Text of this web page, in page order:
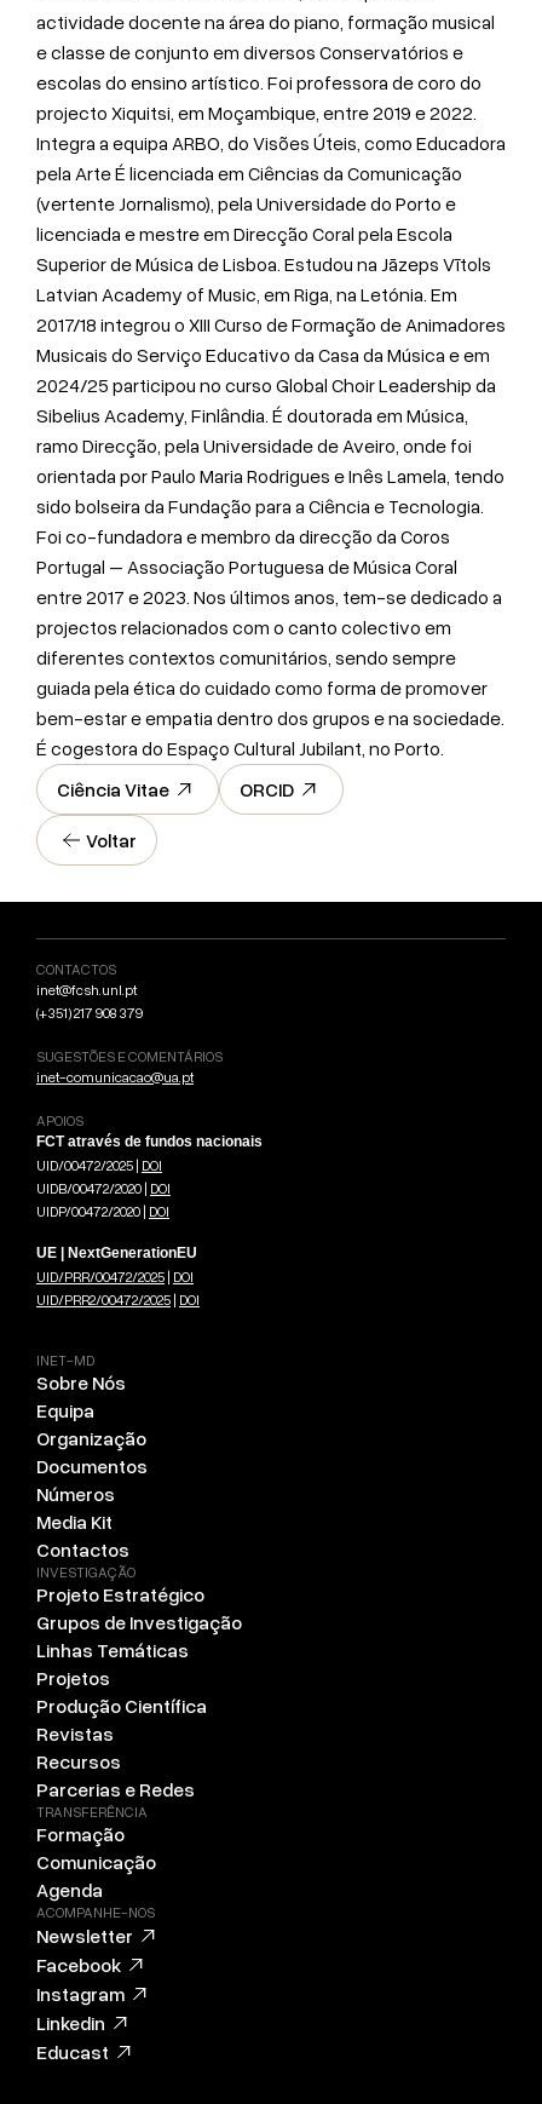
Voltar
actividade docente na área do piano, formação musical
e classe de conjunto em diversos Conservatórios e
escolas do ensino artístico. Foi professora de coro do
projecto Xiquitsi, em Moçambique, entre 2019 e 2022.
Integra a equipa ARBO, do Visões Úteis, como Educadora
pela Arte É licenciada em Ciências da Comunicação
(vertente Jornalismo), pela Universidade do Porto e
licenciada e mestre em Direcção Coral pela Escola
Superior de Música de Lisboa. Estudou na Jāzeps Vītols
Latvian Academy of Music, em Riga, na Letónia. Em
2017/18 integrou o XIII Curso de Formação de Animadores
Musicais do Serviço Educativo da Casa da Música e em
2024/25 participou no curso Global Choir Leadership da
Sibelius Academy, Finlândia. É doutorada em Música,
ramo Direcção, pela Universidade de Aveiro, onde foi
orientada por Paulo Maria Rodrigues e Inês Lamela, tendo
sido bolseira da Fundação para a Ciência e Tecnologia.
Foi co-fundadora e membro da direcção da Coros
Portugal – Associação Portuguesa de Música Coral
entre 2017 e 2023. Nos últimos anos, tem-se dedicado a
projectos relacionados com o canto colectivo em
diferentes contextos comunitários, sendo sempre
guiada pela ética do cuidado como forma de promover
bem-estar e empatia dentro dos grupos e na sociedade.
É cogestora do Espaço Cultural Jubilant, no Porto.
Ciência Vitae
ORCID
CONTACTOS
inet@fcsh.unl.pt
(+351) 217 908 379
SUGESTÕES E COMENTÁRIOS
inet-comunicacao@ua.pt
APOIOS
FCT através de fundos nacionais
UID/00472/2025 | DOI
UIDB/00472/2020 | DOI
UIDP/00472/2020 | DOI
UE | NextGenerationEU
UID/PRR/00472/2025 | DOI
UID/PRR2/00472/2025 | DOI
INET-MD
Sobre Nós
Equipa
Organização
Documentos
Números
Media Kit
Contactos
INVESTIGAÇÃO
Projeto Estratégico
Grupos de Investigação
Linhas Temáticas
Projetos
Produção Científica
Revistas
Recursos
Parcerias e Redes
TRANSFERÊNCIA
Formação
Comunicação
Agenda
ACOMPANHE-NOS
Newsletter
Facebook
Instagram
Linkedin
Educast